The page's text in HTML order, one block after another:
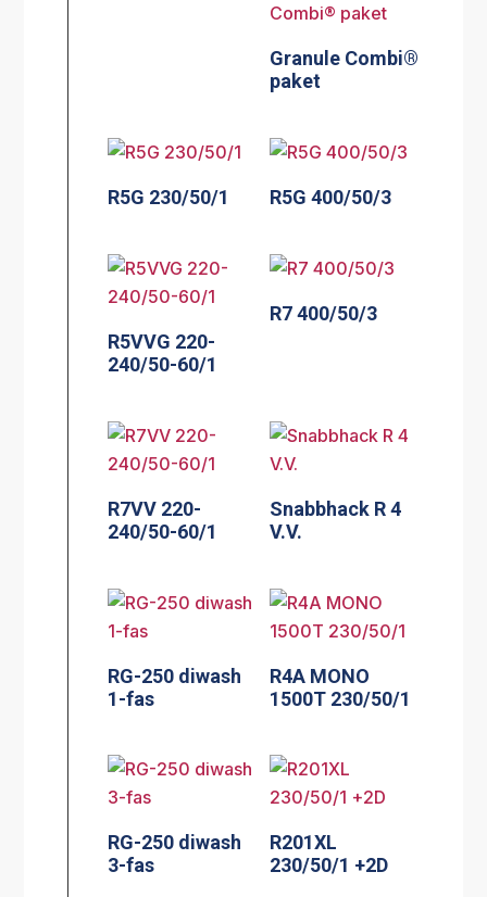
Granule Combi®
paket
R5G 230/50/1 R5G 400/50/3
R5VVG 220-
240/50-60/1
R7 400/50/3
R7VV 220-
240/50-60/1
Snabbhack R 4
V.V.
RG-250 diwash
1-fas
R4A MONO
1500T 230/50/1
RG-250 diwash
3-fas
R201XL
230/50/1 +2D